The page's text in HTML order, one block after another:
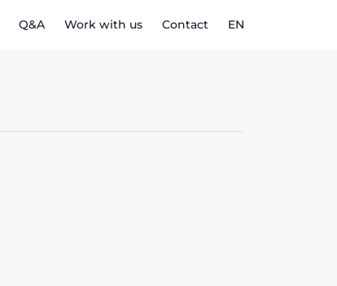
Q&A Work with us Contact EN